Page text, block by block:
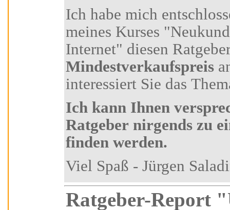
Ich habe mich entschlossen, Ihnen als Teilnehmer
meines Kurses "Neukundengewinnung über das
Internet" diesen
Mindestverkaufspreis
interessiert Sie das
Ich kann Ihnen versprechen, dass Sie diesen
Ratgeber nirgends zu einem
finden werden.
Viel Spaß - Jürgen